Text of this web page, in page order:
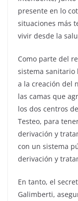
presente en lo
situaciones más
vivir desde la
Como parte del
sistema sanitario
a la creación del
las camas que
los dos centros
Testeo, para
derivación y
con un sistema
derivación y
En tanto, el
Galimberti,